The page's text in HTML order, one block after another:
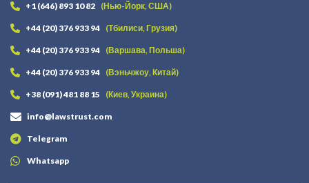
+1 (646) 893 10 82 (Нью-Йорк, США)
+44 (20) 376 933 94 (Тбилиси, Грузия)
+44 (20) 376 933 94 (Варшава, Польша)
+44 (20) 376 933 94 (Вэньчжоу, Китай)
+38 (091) 481 88 15 (Киев, Украина)
info@lawstrust.com
Telegram
Whatsapp